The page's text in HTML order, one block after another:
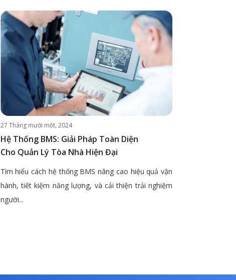
27 Tháng mười một, 2024
Hệ Thống BMS: Giải Pháp Toàn Diện
Cho Quản Lý Tòa Nhà Hiện Đại
Tìm hiểu cách hệ thống BMS nâng cao hiệu quả vận
hành, tiết kiệm năng lượng, và cải thiện trải nghiệm
người...